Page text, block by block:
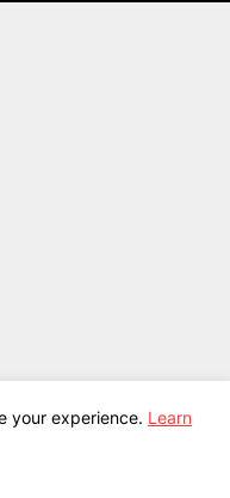
your experience. Learn